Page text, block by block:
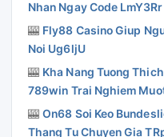
Nhan Ngay Code LmY3Rr
🎰 Fly88 Casino Giup
Noi Ug6ljU
🎰 Kha Nang Tuong
789win Trai Nghiem
🎰On68 Soi Keo
Thang Tu Chuyen Gia